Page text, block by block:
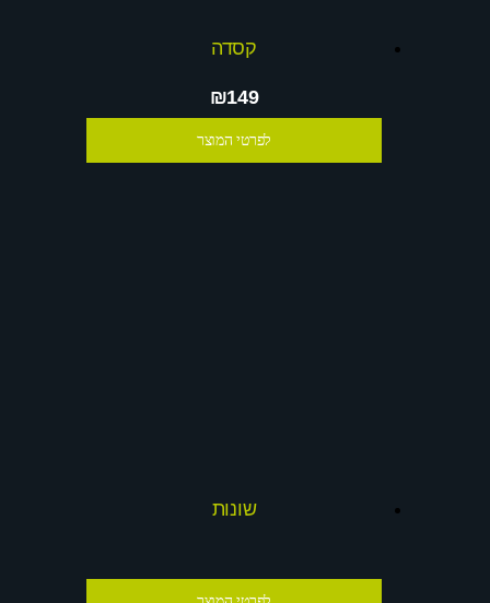
קסדה
₪149
לפרטי המוצר
שונות